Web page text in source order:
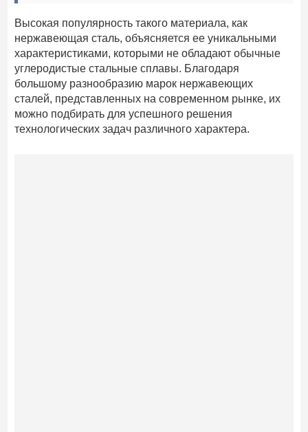
Высокая популярность такого материала, как
нержавеющая сталь, объясняется ее уникальными
характеристиками, которыми не обладают обычные
углеродистые стальные сплавы. Благодаря
большому разнообразию марок нержавеющих
сталей, представленных на современном рынке, их
можно подбирать для успешного решения
технологических задач различного характера.